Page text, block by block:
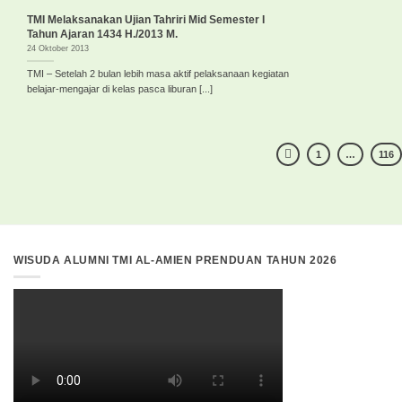
TMI Melaksanakan Ujian Tahriri Mid Semester I
Tahun Ajaran 1434 H./2013 M.
24 Oktober 2013
TMI – Setelah 2 bulan lebih masa aktif pelaksanaan kegiatan
belajar-mengajar di kelas pasca liburan [...]
1 … 116
WISUDA ALUMNI TMI AL-AMIEN PRENDUAN TAHUN 2026